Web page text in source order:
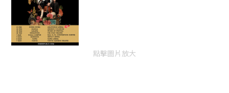
點擊圖片放大